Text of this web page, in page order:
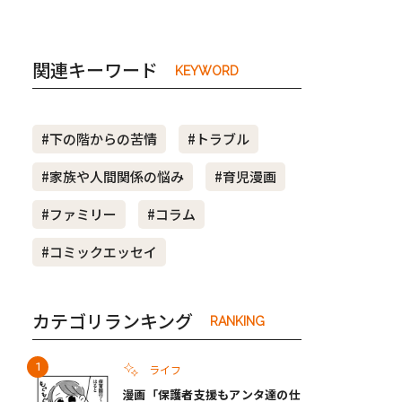
関連キーワード KEYWORD
#下の階からの苦情
#トラブル
#家族や人間関係の悩み
#育児漫画
#ファミリー
#コラム
#コミックエッセイ
カテゴリランキング RANKING
ライフ
漫画「保護者支援もアンタ達の仕